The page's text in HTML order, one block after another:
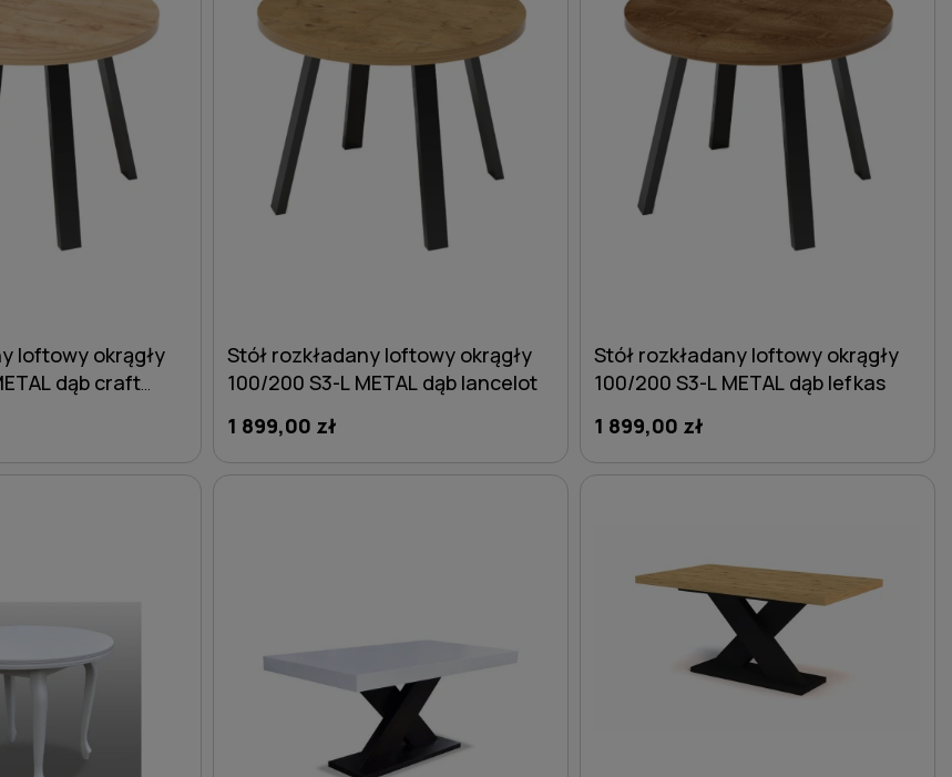
loftowy okrągły
dąb craft
Stół rozkładany loftowy okrągły
100/200 S3-L METAL dąb lancelot
1 899,00 zł
Stół rozkładany loftowy okrągły
100/200 S3-L METAL dąb lefkas
1 899,00 zł